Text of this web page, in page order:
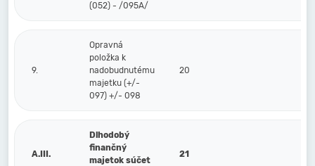
(052) - /095A/
9.
Opravná
položka k
nadobudnutému
majetku (+/-
097) +/- 098
20
A.III.
Dlhodobý
finančný
majetok súčet
21